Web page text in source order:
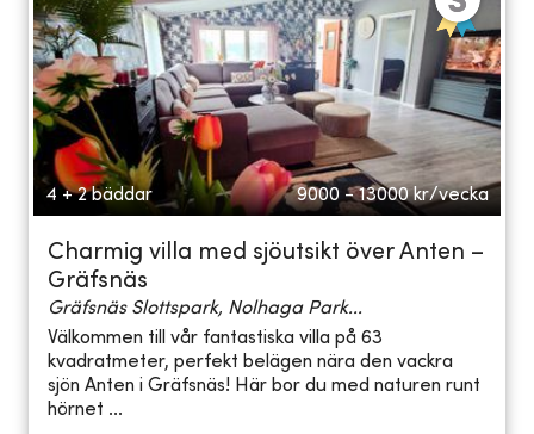
4 + 2 bäddar 9000 - 13000 kr/vecka
Charmig villa med sjöutsikt över Anten –
Gräfsnäs
Gräfsnäs Slottspark, Nolhaga Park...
Välkommen till vår fantastiska villa på 63
kvadratmeter, perfekt belägen nära den vackra
sjön Anten i Gräfsnäs! Här bor du med naturen runt
hörnet ...